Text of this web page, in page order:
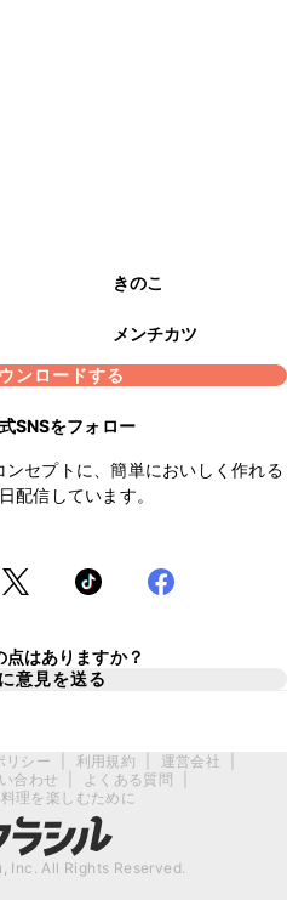
きのこ
メンチカツ
ンロードする
SNSをフォロー
ンセプトに、簡単においしく作れる
配信しています。
はありますか？
意見を送る
リシー 利用規約 運営会社
合わせ
よくある質問
理を楽しむために
All Rights Reserved.